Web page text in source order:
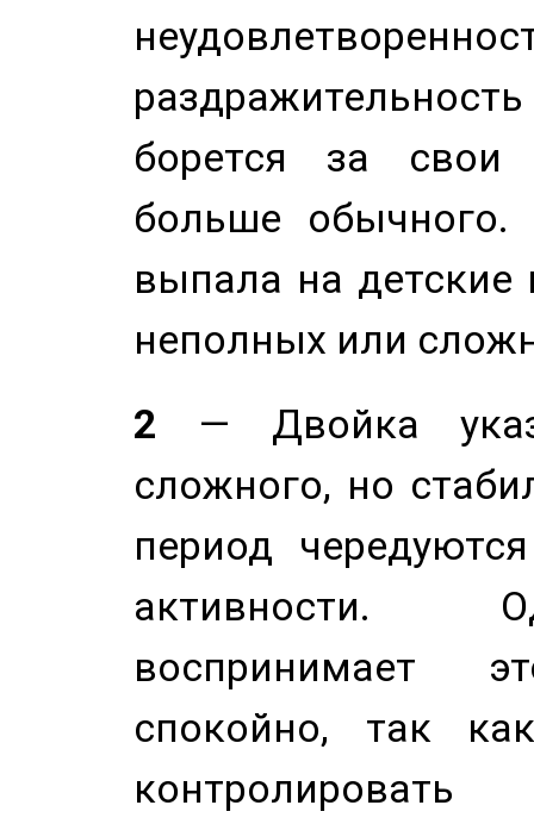
борется за свои
больше
выпала на детские
неполных или
2 — Двойка
сложного, но
период
активности.
воспринимает
спокойно, так